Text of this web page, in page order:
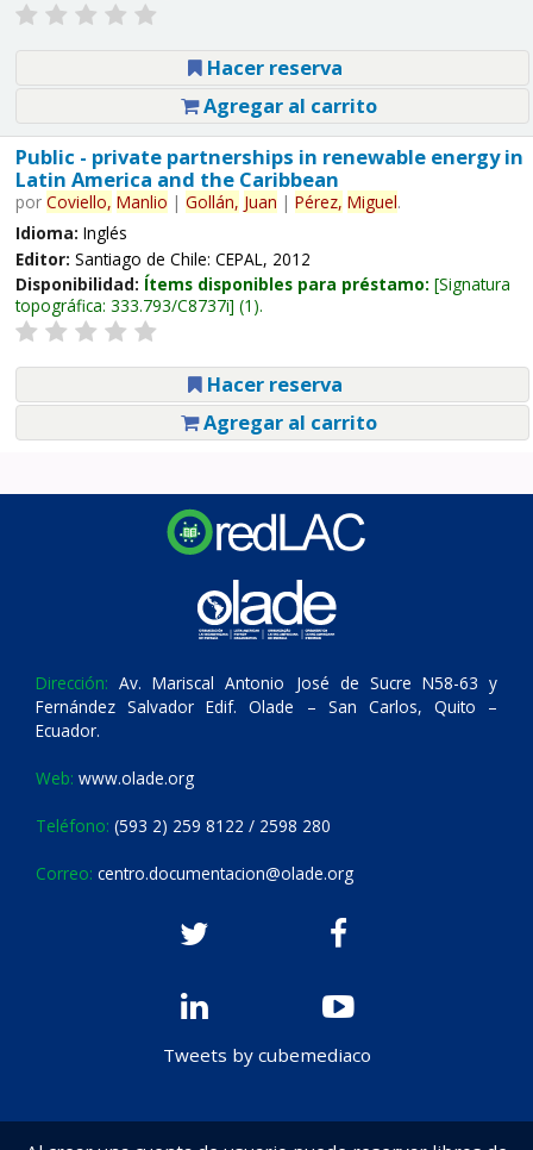
Hacer reserva
Agregar al carrito
Public - private partnerships in renewable energy in
Latin America and the Caribbean
por Coviello, Manlio | Gollán, Juan | Pérez, Miguel.
Idioma: Inglés
Editor: Santiago de Chile: CEPAL, 2012
Disponibilidad: Ítems disponibles para préstamo: Signatura
topográfica: 333.793/C8737i (1).
Hacer reserva
Agregar al carrito
Dirección: Av. Mariscal Antonio José de Sucre N58-63 y
Fernández Salvador Edif. Olade – San Carlos, Quito –
Ecuador.
Web: www.olade.org
Teléfono: (593 2) 259 8122 / 2598 280
Correo: centro.documentacion@olade.org
Tweets by cubemediaco